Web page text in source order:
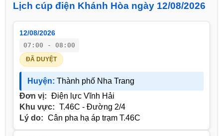
Lịch cúp điện Khánh Hòa ngày 12/08/2026
12/08/2026
07:00 - 08:00
ĐÃ DUYỆT
Huyện: Thành phố Nha Trang
Đơn vị: Điện lực Vĩnh Hải
Khu vực: T.46C - Đường 2/4
Lý do: Cân pha hạ áp trạm T.46C